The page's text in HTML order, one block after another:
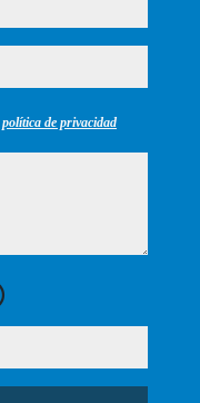
política de privacidad